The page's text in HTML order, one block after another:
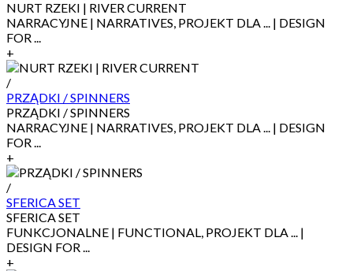
NURT RZEKI | RIVER CURRENT
NARRACYJNE | NARRATIVES, PROJEKT DLA ... | DESIGN
FOR ...
+
/
PRZĄDKI / SPINNERS
PRZĄDKI / SPINNERS
NARRACYJNE | NARRATIVES, PROJEKT DLA ... | DESIGN
FOR ...
+
/
SFERICA SET
SFERICA SET
FUNKCJONALNE | FUNCTIONAL, PROJEKT DLA ... |
DESIGN FOR ...
+